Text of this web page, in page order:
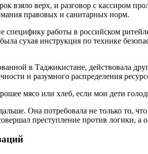
взяло верх, и разговор с кассиром
правовых и санитарных норм.
специфику работы в российском
сухая инструкция по технике
в Таджикистане, действовала
и разумного распределения
мясо или хлеб, если мои дети
Она потребовала не только то,
преступление против логики, а